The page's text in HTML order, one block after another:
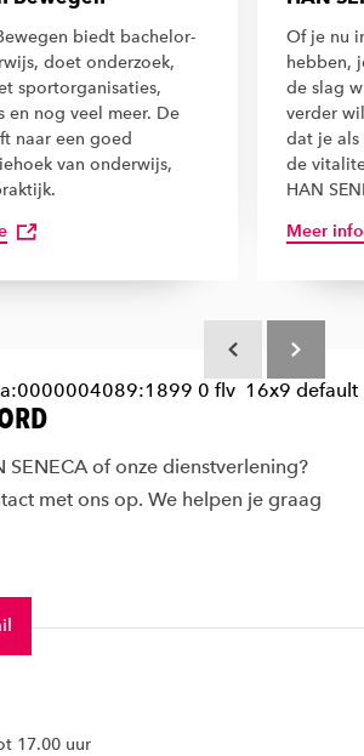
biedt bachelor-
doet onderzoek,
sportorganisaties,
en nog veel meer. De
naar een goed
van onderwijs,
Of je nu
hebben,
de slag
verder
dat je
de
HAN
Meer
0 flv 16x9 default
SENECA of onze dienstverlening?
met ons op. We helpen je graag
17.00 uur